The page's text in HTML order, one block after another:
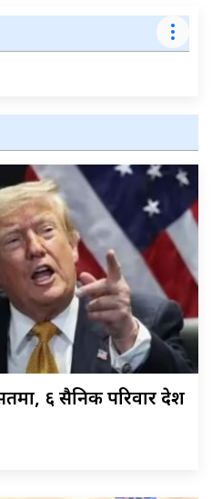
६ सैनिक परिवार देश